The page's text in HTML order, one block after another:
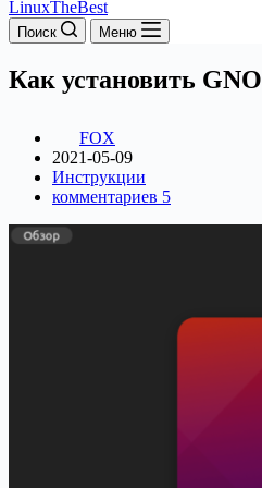
LinuxTheBest
Поиск Меню
Как установить
FOX
2021-05-09
Инструкции
комментариев 5